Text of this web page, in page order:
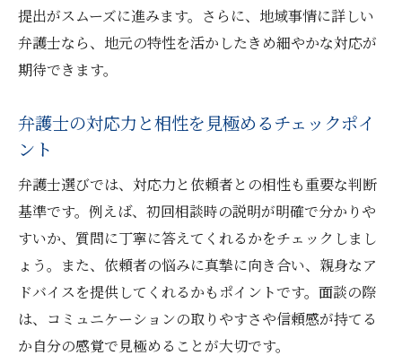
提出がスムーズに進みます。さらに、地域事情に詳しい
弁護士なら、地元の特性を活かしたきめ細やかな対応が
期待できます。
弁護士の対応力と相性を見極めるチェックポイ
ント
弁護士選びでは、対応力と依頼者との相性も重要な判断
基準です。例えば、初回相談時の説明が明確で分かりや
すいか、質問に丁寧に答えてくれるかをチェックしまし
ょう。また、依頼者の悩みに真摯に向き合い、親身なア
ドバイスを提供してくれるかもポイントです。面談の際
は、コミュニケーションの取りやすさや信頼感が持てる
か自分の感覚で見極めることが大切です。